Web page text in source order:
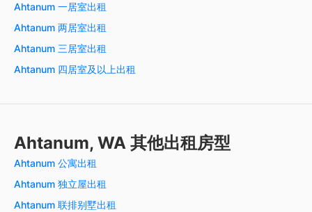
Ahtanum 一居室出租
Ahtanum 两居室出租
Ahtanum 三居室出租
Ahtanum 四居室及以上出租
Ahtanum, WA 其他出租房型
Ahtanum 公寓出租
Ahtanum 独立屋出租
Ahtanum 联排别墅出租